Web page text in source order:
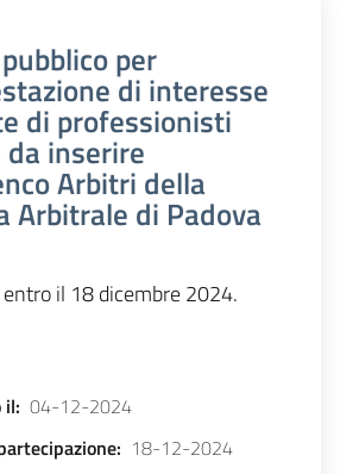
per
di interesse
di professionisti
inserire
Arbitri della
Arbitrale di Padova
il 18 dicembre 2024.
il: 04-12-2024
: 18-12-2024